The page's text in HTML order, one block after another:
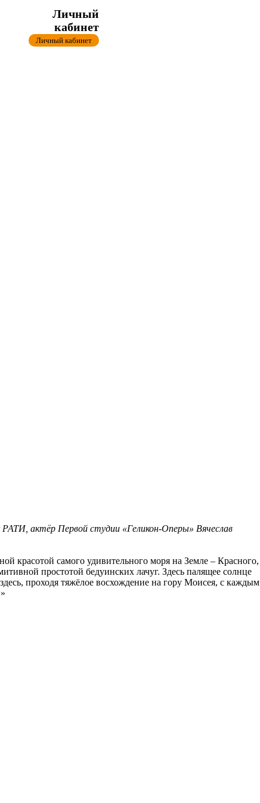
Личный
кабинет
Личный кабинет
актёр Первой студии «Геликон-Оперы» Вячеслав
красотой самого удивительного моря на Земле – Красного,
простотой бедуинских лачуг. Здесь палящее солнце
проходя тяжёлое восхождение на гору Моисея, с каждым